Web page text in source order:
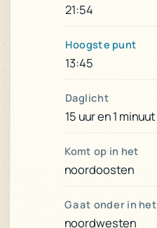
21:54
Hoogste punt
13:45
Daglicht
15 uur en 1 minuut
Komt op in het
noordoosten
Gaat onder in het
noordwesten